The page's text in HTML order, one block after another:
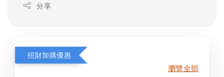
分享
招財加購優惠
瀏覽全部